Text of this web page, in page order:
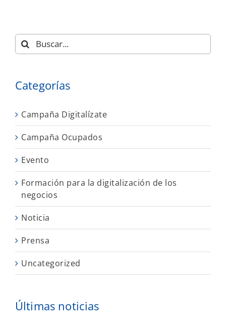
Buscar:
Categorías
Campaña Digitalízate
Campaña Ocupados
Evento
Formación para la digitalización de los
negocios
Noticia
Prensa
Uncategorized
Últimas noticias